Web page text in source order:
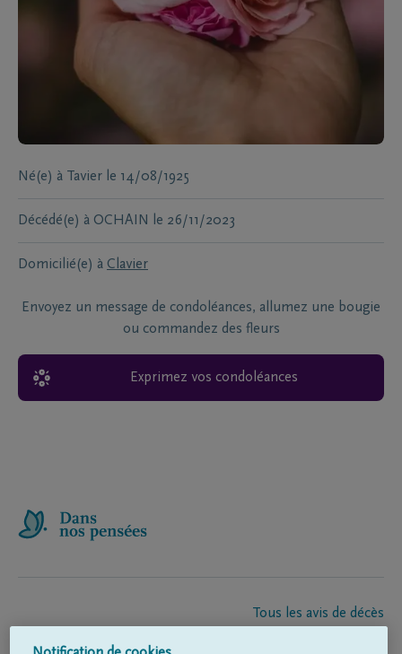
Né(e) à Tavier le 14/08/1925
Décédé(e) à OCHAIN le 26/11/2023
Domicilié(e) à Clavier
Envoyez un message de condoléances, allumez une bougie
ou commandez des fleurs
Exprimez vos condoléances
Tous les avis de décès